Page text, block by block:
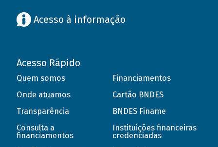
Acesso à informação
Acesso Rápido
Quem somos
Onde atuamos
Transparência
Consulta a
financiamentos
Financiamentos
Cartão BNDES
BNDES Finame
Instituições financeiras
credenciadas